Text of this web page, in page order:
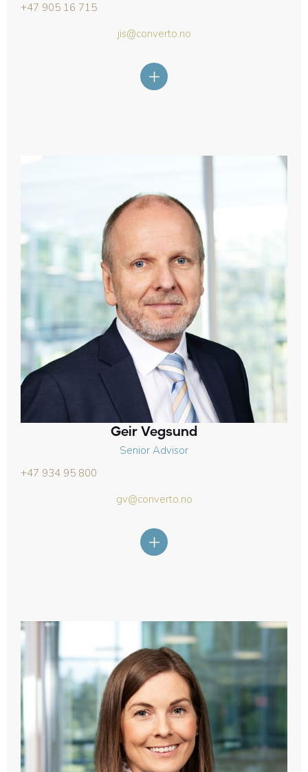
+47 905 16 715
jis@converto.no
Geir Vegsund
Senior Advisor
+47 934 95 800
gv@converto.no